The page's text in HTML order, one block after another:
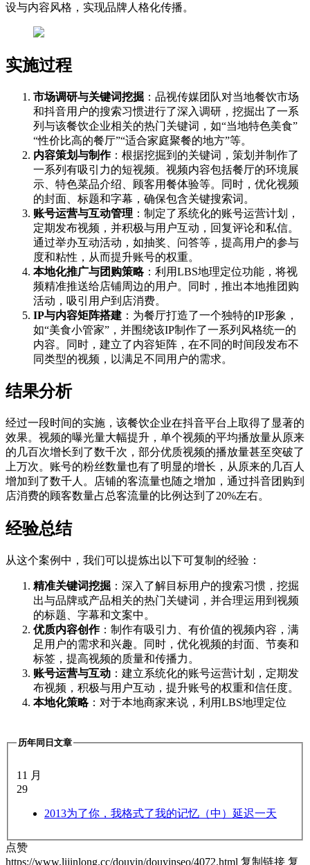
设与内容风格，实现品牌人格化传播。
实施过程
市场调研与关键词挖掘 ：品视传媒团队对当地餐饮市场
和抖音用户的搜索习惯进行了深入调研，挖掘出了一系
列与该餐饮企业相关的热门关键词，如“当地特色美食”
“性价比高的餐厅”“适合家庭聚餐的地方”等。
内容策划与制作：根据挖掘到的关键词，策划并制作了
一系列有吸引力的短视频。视频内容包括餐厅的环境展
示、特色菜品介绍、顾客用餐体验等。同时，优化视频
的封面、标题和字幕，确保包含关键搜索词。
账号运营与互动管理 ：制定了系统化的账号运营计划，
定期发布视频，并积极与用户互动，回复评论和私信。
通过举办互动活动，如抽奖、问答等，提高用户的参与
度和粘性，从而提升账号的权重。
本地化推广与团购策略：利用LBS地理定位功能，将视
频精准推送给店铺周边的用户。同时，推出本地推团购
活动，吸引用户到店消费。
IP与内容矩阵搭建 ：为餐厅打造了一个独特的IP形象，
如“美食小管家”，并围绕该IP制作了一系列风格统一的
内容。同时，建立了内容矩阵，在不同的时间段发布不
同类型的视频，以满足不同用户的需求。
结果分析
经过一段时间的实施，该餐饮企业在抖音平台上取得了显著的
效果。视频的曝光量大幅提升，单个视频的平均播放量从原来
的几百次增长到了数千次，部分优质视频的播放量甚至突破了
上万次。账号的粉丝数量也有了明显的增长，从原来的几百人
增加到了数千人。店铺的客流量也随之增加，通过抖音团购到
店消费的顾客数量占总客流量的比例达到了20%左右。
经验总结
从这个案例中，我们可以提炼出以下可复制的经验：
精准关键词挖掘 ：深入了解目标用户的搜索习惯，挖掘
出与品牌或产品相关的热门关键词，并合理运用到视频
的标题、字幕和文案中。
优质内容创作：制作有吸引力、有价值的视频内容，满
足用户的需求和兴趣。同时，优化视频的封面、节奏和
标签，提高视频的质量和传播力。
账号运营与互动 ：建立系统化的账号运营计划，定期发
布视频，积极与用户互动，提升账号的权重和信任度。
本地化策略：对于本地商家来说，利用LBS地理定位
历年同日文章
11 月
29
2013为了你，我格式了我的记忆（中）延迟一天
点赞
https://www.lijinlong.cc/douyin/douyinseo/4072.html 复制链接 复